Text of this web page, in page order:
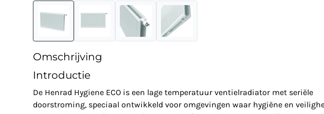
Omschrijving
Introductie
De Henrad Hygiene ECO is een lage temperatuur ventielradiator met seriële
doorstroming, speciaal ontwikkeld voor omgevingen waar hygiëne en